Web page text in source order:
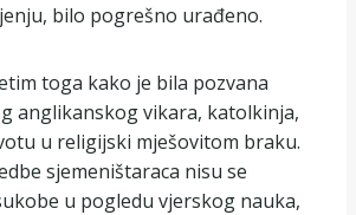
bilo pogrešno urađeno.
toga kako je bila pozvana
anglikanskog vikara, katolkinja,
u religijski mješovitom braku.
sjemeništaraca nisu se
u pogledu vjerskog nauka,